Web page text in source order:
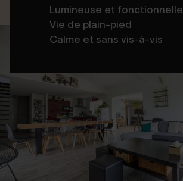
Lumineuse et fonctionnelle
Vie de plain-pied
Calme et sans vis-à-vis